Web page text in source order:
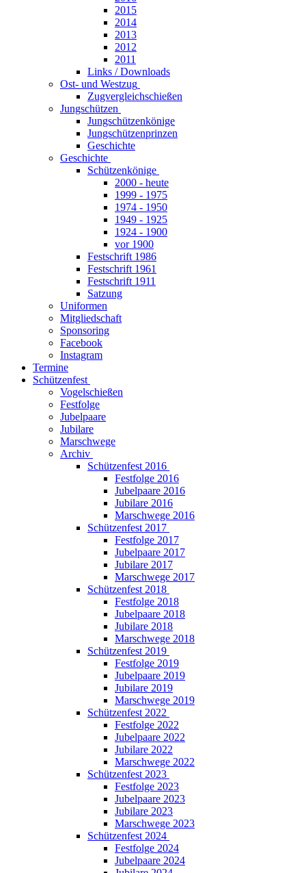
2015
2014
2013
2012
2011
Links / Downloads
Ost- und Westzug
Zugvergleichschießen
Jungschützen
Jungschützenkönige
Jungschützenprinzen
Geschichte
Geschichte
Schützenkönige
2000 - heute
1999 - 1975
1974 - 1950
1949 - 1925
1924 - 1900
vor 1900
Festschrift 1986
Festschrift 1961
Festschrift 1911
Satzung
Uniformen
Mitgliedschaft
Sponsoring
Facebook
Instagram
Termine
Schützenfest
Vogelschießen
Festfolge
Jubelpaare
Jubilare
Marschwege
Archiv
Schützenfest 2016
Festfolge 2016
Jubelpaare 2016
Jubilare 2016
Marschwege 2016
Schützenfest 2017
Festfolge 2017
Jubelpaare 2017
Jubilare 2017
Marschwege 2017
Schützenfest 2018
Festfolge 2018
Jubelpaare 2018
Jubilare 2018
Marschwege 2018
Schützenfest 2019
Festfolge 2019
Jubelpaare 2019
Jubilare 2019
Marschwege 2019
Schützenfest 2022
Festfolge 2022
Jubelpaare 2022
Jubilare 2022
Marschwege 2022
Schützenfest 2023
Festfolge 2023
Jubelpaare 2023
Jubilare 2023
Marschwege 2023
Schützenfest 2024
Festfolge 2024
Jubelpaare 2024